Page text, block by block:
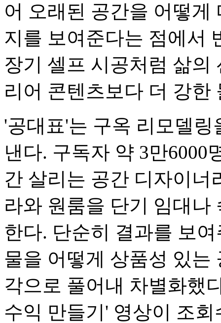
어 오래된 공간을 어떻게
지를 보여준다는 점에서
장기 셀프 시공처럼 삶의
리어 콘텐츠보다 더 강
'공대표'는 구옥 리모델
낸다. 구독자 약 3만6000
간 살리는 공간 디자이너
라와 원룸을 단기 임대나
한다. 단순히 결과를 보
물을 어떻게 상품성 있는
각으로 풀어내 차별화했
수익 만들기' 영상이 조